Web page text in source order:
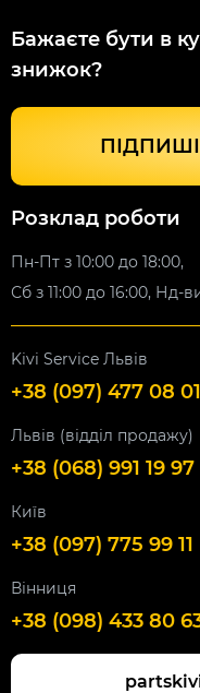
Бажаєте бути в
знижок?
Розклад роботи
Пн-Пт з 10:00 до 18:00,
Сб з 11:00 до 16:00, Нд-
Kivi Service Львів
+38 (097) 477 08 01
Львів (відділ продажу)
+38 (068) 991 19 97
Київ
+38 (097) 775 99 11
Вінниця
+38 (098) 433 80